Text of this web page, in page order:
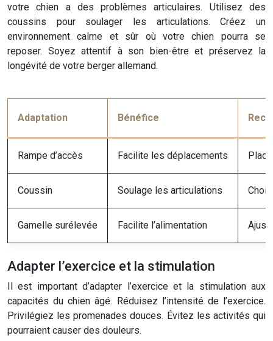
votre chien a des problèmes articulaires. Utilisez des
coussins pour soulager les articulations. Créez un
environnement calme et sûr où votre chien pourra se
reposer. Soyez attentif à son bien-être et préservez la
longévité de votre berger allemand.
Adaptation Bénéfice
Rampe d’accès Facilite les déplacements
Coussin Soulage les articulations
Gamelle surélevée Facilite l’alimentation
Adapter l’exercice et la stimulation
Il est important d’adapter l’exercice et la stimulation aux
capacités du chien âgé. Réduisez l’intensité de l’exercice.
Privilégiez les promenades douces. Évitez les activités qui
pourraient causer des douleurs.